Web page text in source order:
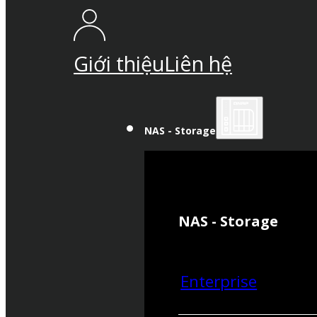
Giới thiệuLiên hệ
NAS - Storage
NAS - Storage
Enterprise